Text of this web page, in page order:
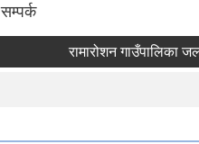
सम्पर्क
रामारोशन गाउँपालिका